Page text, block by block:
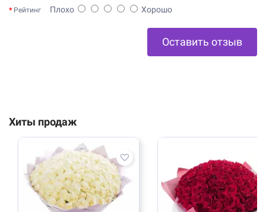
Рейтинг Плохо Хорошо
Оставить отзыв
Хиты продаж